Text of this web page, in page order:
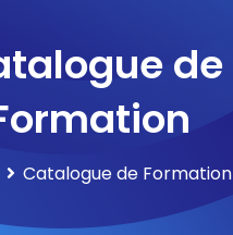
de
Catalogue de Formation